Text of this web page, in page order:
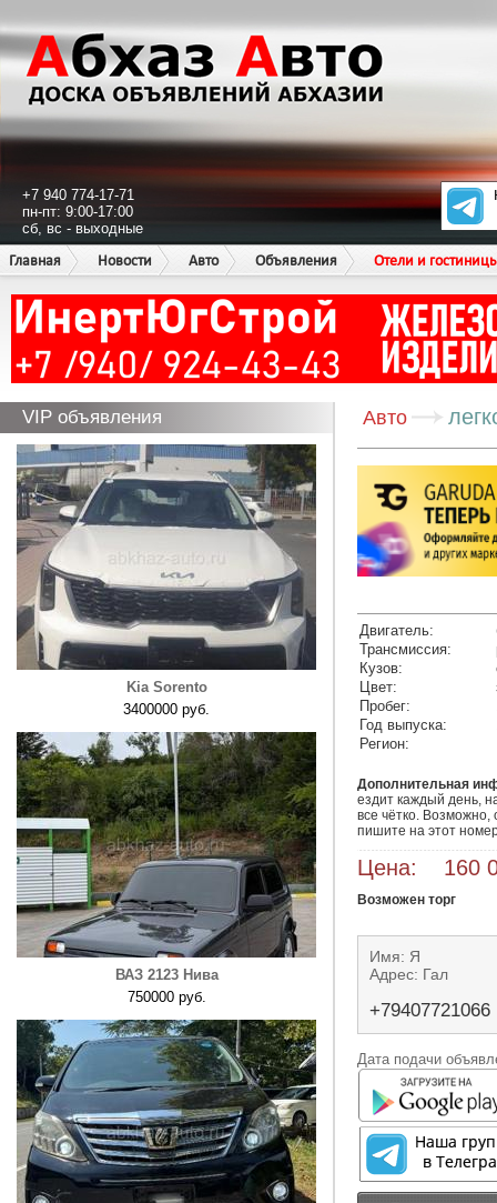
+7 940 774-17-71
пн-пт: 9:00-17:00
сб, вс - выходные
Главная
Новости Авто Объявления Отели и
VIP объявления
Kia Sorento
3400000 руб.
ВАЗ 2123 Нива
750000 руб.
Авто
Двигатель:
Трансмиссия:
Кузов:
Цвет:
Пробег:
Год выпуска:
Регион:
Дополнительная
ездит каждый день,
все чётко. Возможно,
пишите на этот
Цена: 160
Возможен торг
Имя: Я
Адрес: Гал
+79407721066
Дата подачи